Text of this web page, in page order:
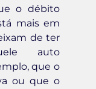
o débito
mais em
de ter
auto
que o
ou que o